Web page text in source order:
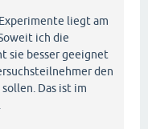
liegt am
ich die
sie besser geeignet
den
Das ist im